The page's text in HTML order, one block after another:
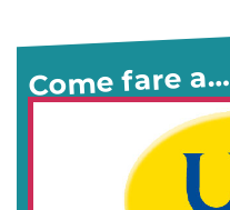
Come fare a…